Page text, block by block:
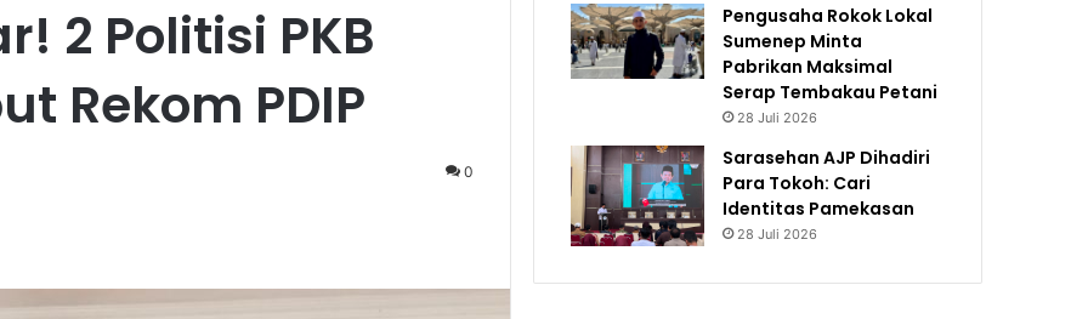
2 Politisi PKB
Rekom PDIP
0
Pengusaha Rokok Lokal
Sumenep Minta
Pabrikan Maksimal
Serap Tembakau Petani
28 Juli 2026
Sarasehan AJP Dihadiri
Para Tokoh: Cari
Identitas Pamekasan
28 Juli 2026